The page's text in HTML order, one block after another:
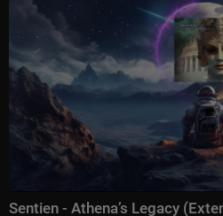
Sentien - Athena’s Legacy